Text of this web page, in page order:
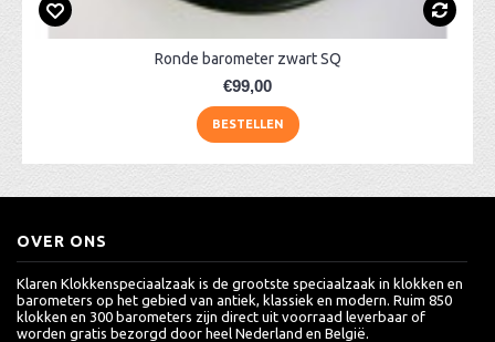
Ronde barometer zwart SQ
€99,00
BESTELLEN
OVER ONS
Klaren Klokkenspeciaalzaak is de grootste speciaalzaak in klokken en
barometers op het gebied van antiek, klassiek en modern. Ruim 850
klokken en 300 barometers zijn direct uit voorraad leverbaar of
worden gratis bezorgd door heel Nederland en België.